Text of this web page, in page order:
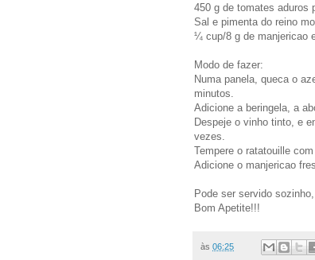
450 g de tomates aduros
Sal e pimenta do reino
¼ cup/8 g de manjericao
Modo de fazer:
Numa panela, queca o
minutos.
Adicione a beringela, a
Despeje o vinho tinto, e
vezes.
Tempere o ratatouille
Adicione o manjericao
Pode ser servido
Bom Apetite!!!
às 06:25